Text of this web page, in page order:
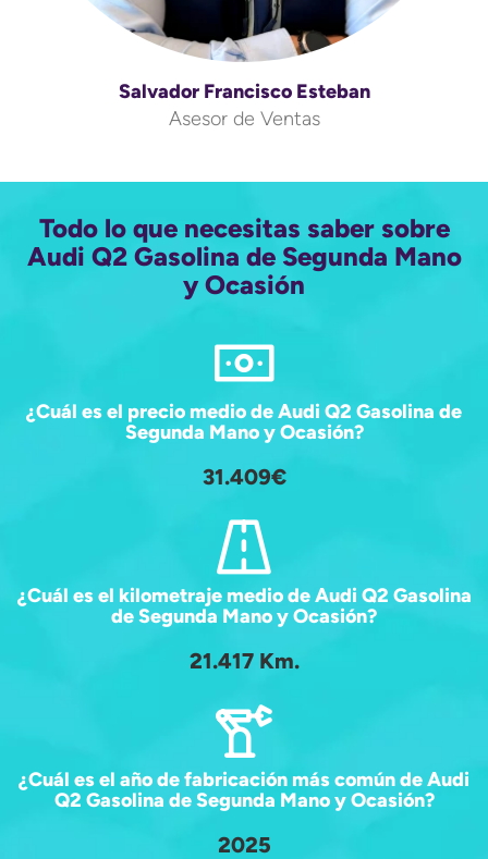
Salvador Francisco Esteban
Asesor de Ventas
Todo lo que necesitas saber sobre
Audi Q2 Gasolina de Segunda Mano
y Ocasión
¿Cuál es el precio medio de Audi Q2 Gasolina de
Segunda Mano y Ocasión?
31.409€
¿Cuál es el kilometraje medio de Audi Q2 Gasolina
de Segunda Mano y Ocasión?
21.417 Km.
¿Cuál es el año de fabricación más común de Audi
Q2 Gasolina de Segunda Mano y Ocasión?
2025